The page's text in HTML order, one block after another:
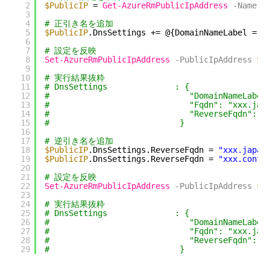
2
3
4
5
6
7
8
9
10
11
12
13
14
15
16
17
18
19
20
21
22
23
24
25
26
27
28
29
$PublicIP = Get-AzureRmPublicIpAddress -Name
# 正引き名を追加
$PublicIP.DnsSettings += @{DomainNameLabel =
# 設定を反映
Set-AzureRmPublicIpAddress
-PublicIpAddress
# 実行結果抜粋
# DnsSettings              : {
#
#                             "Fqdn":
#                             "ReverseFqdn":
#                           }
# 逆引き名を追加
$PublicIP.DnsSettings.ReverseFqdn =
$PublicIP.DnsSettings.ReverseFqdn =
# 設定を反映
Set-AzureRmPublicIpAddress
-PublicIpAddress
# 実行結果抜粋
# DnsSettings              : {
#
#                             "Fqdn":
#
#                           }